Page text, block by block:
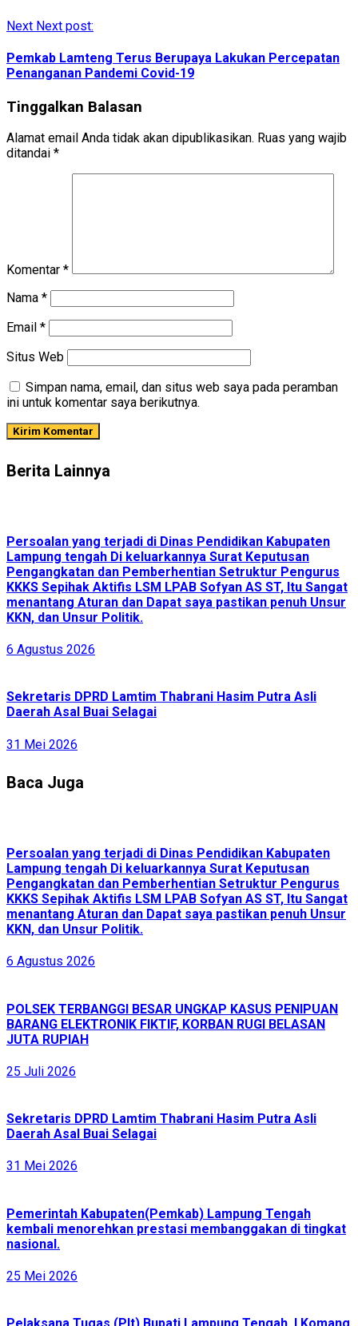
Next Next post:
Pemkab Lamteng Terus Berupaya Lakukan Percepatan
Penanganan Pandemi Covid-19
Tinggalkan Balasan
Alamat email Anda tidak akan dipublikasikan. Ruas yang wajib
ditandai *
Komentar *
Nama *
Email *
Situs Web
Simpan nama, email, dan situs web saya pada peramban
ini untuk komentar saya berikutnya.
Berita Lainnya
Persoalan yang terjadi di Dinas Pendidikan Kabupaten
Lampung tengah Di keluarkannya Surat Keputusan
Pengangkatan dan Pemberhentian Setruktur Pengurus
KKKS Sepihak Aktifis LSM LPAB Sofyan AS ST, Itu Sangat
menantang Aturan dan Dapat saya pastikan penuh Unsur
KKN, dan Unsur Politik.
6 Agustus 2026
Sekretaris DPRD Lamtim Thabrani Hasim Putra Asli
Daerah Asal Buai Selagai
31 Mei 2026
Baca Juga
Persoalan yang terjadi di Dinas Pendidikan Kabupaten
Lampung tengah Di keluarkannya Surat Keputusan
Pengangkatan dan Pemberhentian Setruktur Pengurus
KKKS Sepihak Aktifis LSM LPAB Sofyan AS ST, Itu Sangat
menantang Aturan dan Dapat saya pastikan penuh Unsur
KKN, dan Unsur Politik.
6 Agustus 2026
POLSEK TERBANGGI BESAR UNGKAP KASUS PENIPUAN
BARANG ELEKTRONIK FIKTIF, KORBAN RUGI BELASAN
JUTA RUPIAH
25 Juli 2026
Sekretaris DPRD Lamtim Thabrani Hasim Putra Asli
Daerah Asal Buai Selagai
31 Mei 2026
Pemerintah Kabupaten(Pemkab) Lampung Tengah
kembali menorehkan prestasi membanggakan di tingkat
nasional.
25 Mei 2026